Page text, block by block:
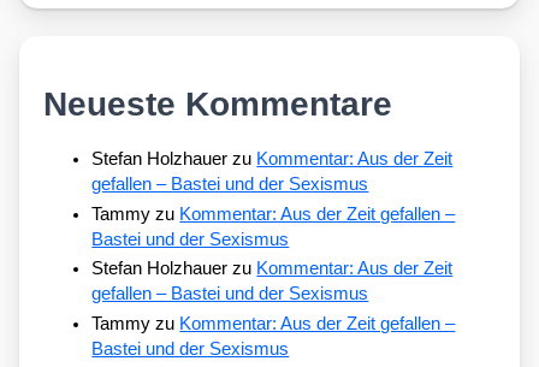
Neueste Kommentare
Stefan Holzhauer zu Kommentar: Aus der Zeit
gefallen – Bastei und der Sexismus
Tammy zu Kommentar: Aus der Zeit gefallen –
Bastei und der Sexismus
Stefan Holzhauer zu Kommentar: Aus der Zeit
gefallen – Bastei und der Sexismus
Tammy zu Kommentar: Aus der Zeit gefallen –
Bastei und der Sexismus